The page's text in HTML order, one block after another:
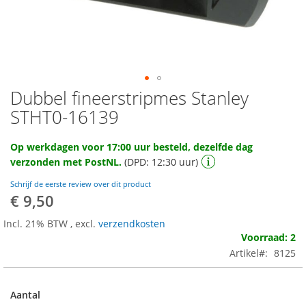
Ga
naar
het
van
de
gallerij
Dubbel fineerstripmes Stanley
STHT0-16139
Op werkdagen voor 17:00 uur besteld, dezelfde dag
verzonden met PostNL. (DPD: 12:30 uur)
Schrijf de eerste review over dit product
€ 9,50
Incl. 21% BTW , excl. verzendkosten
Voorraad: 2
Artikel
8125
Aantal